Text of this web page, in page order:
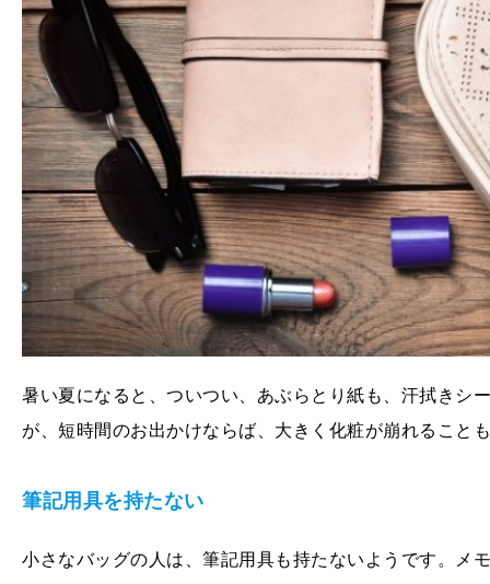
暑い夏になると、ついつい、あぶらとり紙も、汗拭きシ
が、短時間のお出かけならば、大きく化粧が崩れること
筆記用具を持たない
小さなバッグの人は、筆記用具も持たないようです。メ